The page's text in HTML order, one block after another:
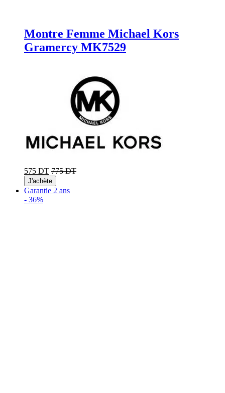
Montre Femme Michael Kors
Gramercy MK7529
575 DT 775 DT
J'achète
Garantie 2 ans
- 36%